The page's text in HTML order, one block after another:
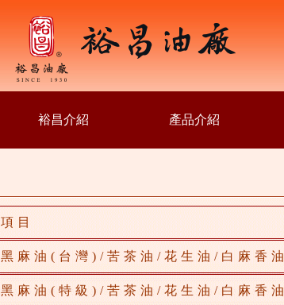
裕昌介紹 產品介紹
項目
黑麻油(台灣)/苦茶油/花生油/白麻香油
黑麻油(特級)/苦茶油/花生油/白麻香油